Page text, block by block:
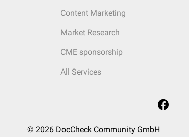
Content Marketing
Market Research
CME sponsorship
All Services
© 2026 DocCheck Community GmbH